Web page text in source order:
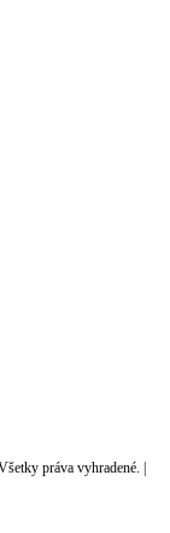
práva vyhradené. |